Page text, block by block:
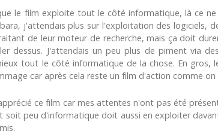
le film exploite tout le côté informatique, là ce
j'attendais plus sur l'exploitation des logiciels,
de leur moteur de recherche, mais ça doit
dessus. J'attendais un peu plus de piment via
tout le côté informatique de la chose. En gros,
car après cela reste un film d'action comme
ce film car mes attentes n'ont pas été
peu d'informatique doit aussi en exploiter